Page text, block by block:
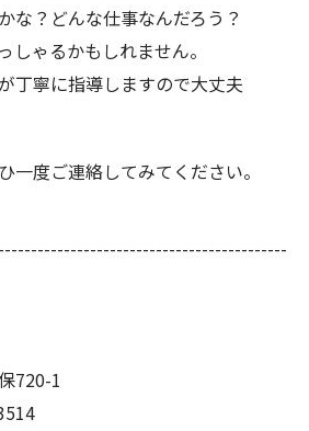
な？どんな仕事なんだろう？
しゃるかもしれません。
丁寧に指導しますので大丈夫
一度ご連絡してみてください。
720-1